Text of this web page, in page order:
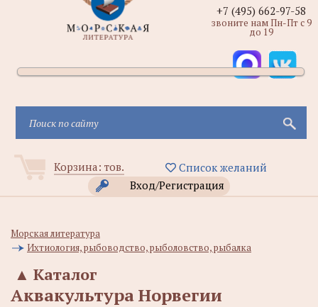
Корзина: тов.
Список желаний
Вход/Регистрация
+7 (495) 662-97-58
звоните нам Пн-Пт с 9
до 19
Морская литература
Ихтиология, рыбоводство, рыболовство, рыбалка
Каталог
▲
Аквакультура Норвегии